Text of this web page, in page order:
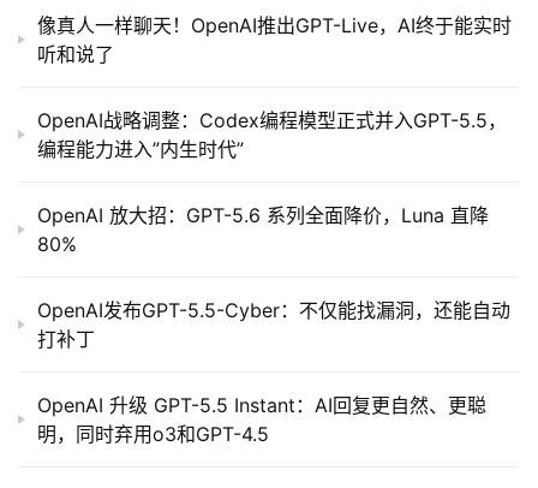
像真人一样聊天！OpenAI推出GPT-Live，AI终于能实时
听和说了
OpenAI战略调整：Codex编程模型正式并入GPT-5.5，
编程能力进入”内生时代”
OpenAI 放大招：GPT-5.6 系列全面降价，Luna 直降
80%
OpenAI发布GPT-5.5-Cyber：不仅能找漏洞，还能自动
打补丁
OpenAI 升级 GPT-5.5 Instant：AI回复更自然、更聪
明，同时弃用o3和GPT-4.5